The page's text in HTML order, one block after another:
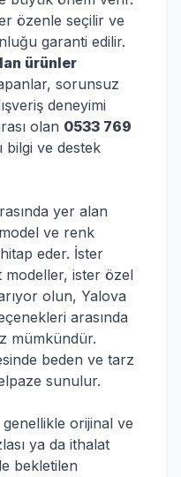
özenle seçilir ve
garanti edilir.
ürünler
sorunsuz
deneyimi
olan 0533 769
ve destek
yer alan
ve renk
eder. İster
modeller, ister özel
olun, Yalova
arasında
mümkündür.
beden ve tarz
sunulur.
orijinal ve
ya da ithalat
bekletilen